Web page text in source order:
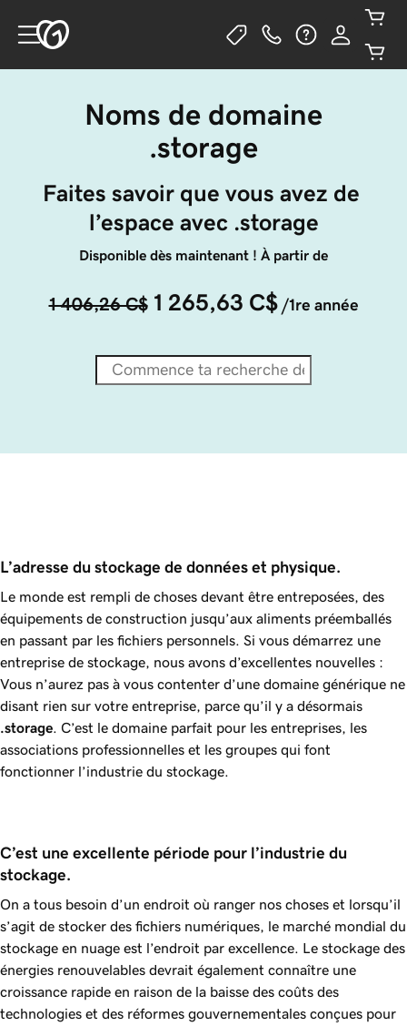
Noms de domaine
.storage
Faites savoir que vous avez de
l’espace avec .storage
Disponible dès maintenant ! À partir de
1 406,26 C$ 1 265,63 C$ /1re année
L’adresse du stockage de données et physique.
Le monde est rempli de choses devant être entreposées, des
équipements de construction jusqu’aux aliments préemballés
en passant par les fichiers personnels. Si vous démarrez une
entreprise de stockage, nous avons d’excellentes nouvelles :
Vous n’aurez pas à vous contenter d’une domaine générique ne
disant rien sur votre entreprise, parce qu’il y a désormais
.storage . C’est le domaine parfait pour les entreprises, les
associations professionnelles et les groupes qui font
fonctionner l’industrie du stockage.
C’est une excellente période pour l’industrie du
stockage.
On a tous besoin d’un endroit où ranger nos choses et lorsqu’il
s’agit de stocker des fichiers numériques, le marché mondial du
stockage en nuage est l’endroit par excellence. Le stockage des
énergies renouvelables devrait également connaître une
croissance rapide en raison de la baisse des coûts des
technologies et des réformes gouvernementales conçues pour